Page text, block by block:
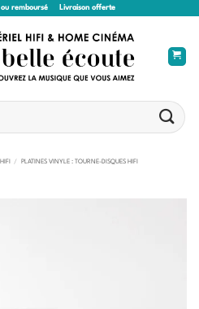
remboursé Livraison offerte
/ PLATINES VINYLE : TOURNE-DISQUES HIFI